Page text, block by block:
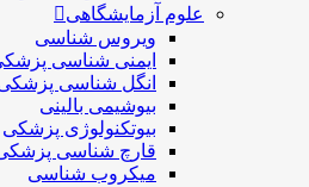
علوم آزمایشگاهی
ویروس شناسی
ایمنی شناسی
انگل شناسی
بیوشیمی بالینی
بیوتکنولوژی پزشکی
قارچ شناسی
ميكروب شناسی